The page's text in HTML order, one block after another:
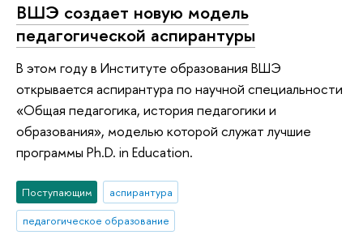
ВШЭ создает новую модель
педагогической аспирантуры
В этом году в Институте образования ВШЭ
открывается аспирантура по научной специальности
«Общая педагогика, история педагогики и
образования», моделью которой служат лучшие
программы Ph.D. in Education.
Поступающим
аспирантура
педагогическое образование